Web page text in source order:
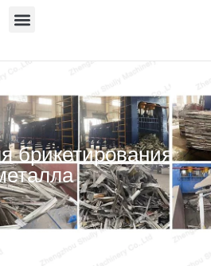
брикетирования